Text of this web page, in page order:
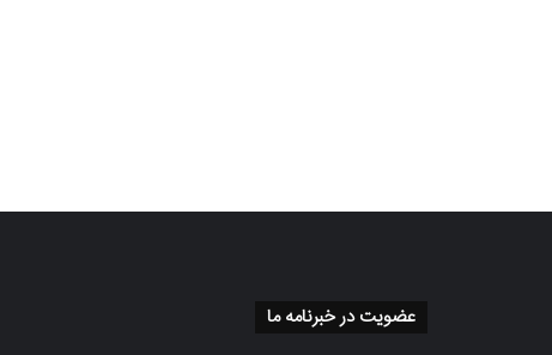
عضویت در خبرنامه ما